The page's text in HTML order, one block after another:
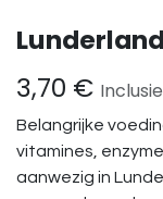
3,70 €
Belangrijke
vitamines,
aanwezig in